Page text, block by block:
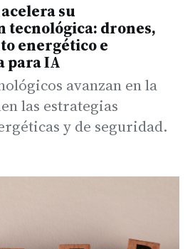
su
tecnológica: drones,
energético e
para IA
avanzan en la
las estrategias
y de seguridad.